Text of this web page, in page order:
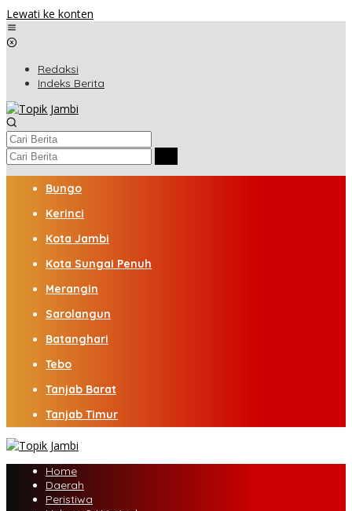
Lewati ke konten
Redaksi
Indeks Berita
Bungo
Kerinci
Kota Jambi
Kota Sungai Penuh
Merangin
Sarolangun
Batanghari
Tebo
Tanjab Barat
Tanjab Timur
Home
Daerah
Peristiwa